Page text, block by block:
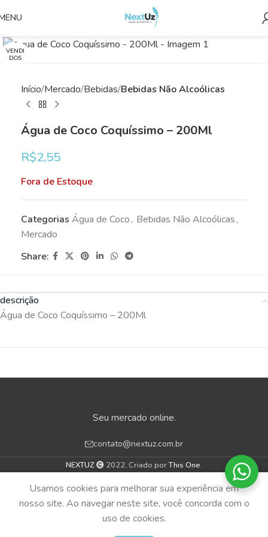
VENDI
DOS
Início Mercado Bebidas Bebidas Não Alcoólicas
Água de Coco Coquíssimo – 200Ml
R$2,55
Fora de Estoque
Categorias Água de Coco, Bebidas Não Alcoólicas,
Mercado
Share:
descrição
Água de Coco Coquíssimo – 200Ml
Seu mercado online.
contato@nextuz.com.br
NEXTUZ 2022. Criado porThis One.
Usamos cookies para melhorar sua experiência em
nosso site. Ao navegar neste site, você concorda com o
uso de cookies.